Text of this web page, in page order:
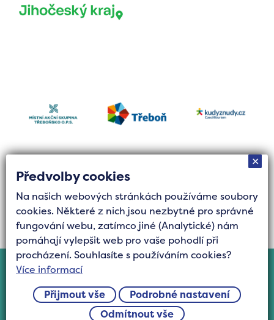
Tvorba stránek byla finančně podpořena Jihočeským
krajem z grantového fondu Podpora cestovního
ruchu.
©2025 Všechna práva vyhrazena Turistická
oblast Třeboňsko, z.s.
vytvořilinoWEB s.r.o.
Předvolby cookies
Na našich webových stránkách používáme soubory
cookies. Některé z nich jsou nezbytné pro správné
fungování webu, zatímco jiné (Analytické) nám
pomáhají vylepšit web pro vaše pohodlí při
procházení. Souhlasíte s používáním cookies?
Více informací
Přijmout vše
Podrobné nastavení
Odmítnout vše
✕